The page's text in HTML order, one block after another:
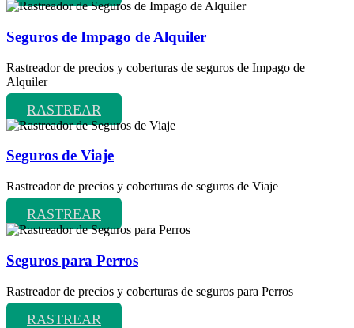
Seguros de Impago de Alquiler
Rastreador de precios y coberturas de seguros de Impago de
Alquiler
RASTREAR
Seguros de Viaje
Rastreador de precios y coberturas de seguros de Viaje
RASTREAR
Seguros para Perros
Rastreador de precios y coberturas de seguros para Perros
RASTREAR